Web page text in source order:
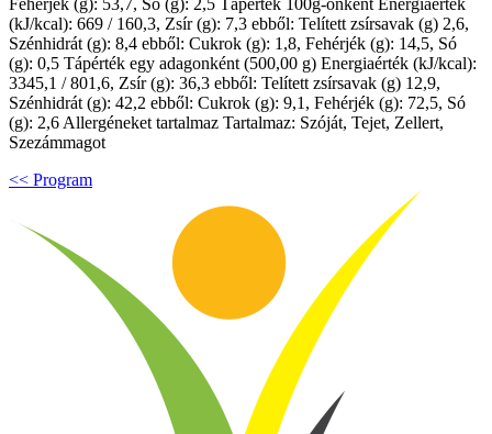
(kJ/kcal): 669 / 160,3, Zsír (g): 7,3 ebből: Telített zsírsavak (g) 2,6,
Szénhidrát (g): 8,4 ebből: Cukrok (g): 1,8, Fehérjék (g): 14,5, Só
(g): 0,5 Tápérték egy adagonként (500,00 g) Energiaérték (kJ/kcal):
3345,1 / 801,6, Zsír (g): 36,3 ebből: Telített zsírsavak (g) 12,9,
Szénhidrát (g): 42,2 ebből: Cukrok (g): 9,1, Fehérjék (g): 72,5, Só
(g): 2,6 Allergéneket tartalmaz Tartalmaz: Szóját, Tejet, Zellert,
Szezámmagot
<< Program